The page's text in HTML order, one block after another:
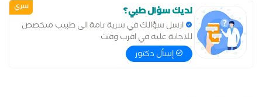
سري لديك سؤال طبي؟
ارسل سؤالك في سرية تامة الى طبيب متخصص
للاجابة عليه في اقرب وقت
إسأل دكتور